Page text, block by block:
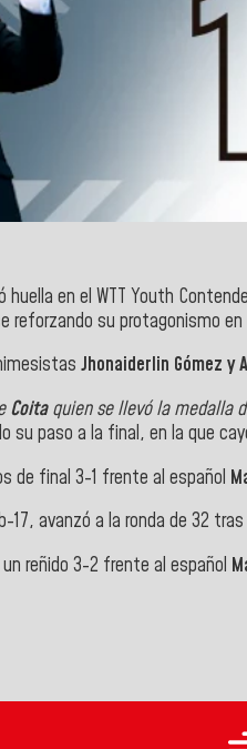
en el WTT Youth
reforzando su protagonismo
Jhonaiderlin Gómez y
Coitaquien se llevó la medalla
su paso a la final, en la que
de final 3-1 frente al español
17, avanzó a la ronda de 32
reñido 3-2 frente al español